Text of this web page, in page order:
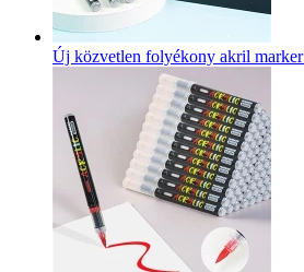
Új közvetlen folyékony akril